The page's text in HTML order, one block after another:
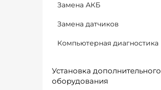
Замена АКБ
Замена датчиков
Компьютерная диагностика
Установка дополнительного
оборудования